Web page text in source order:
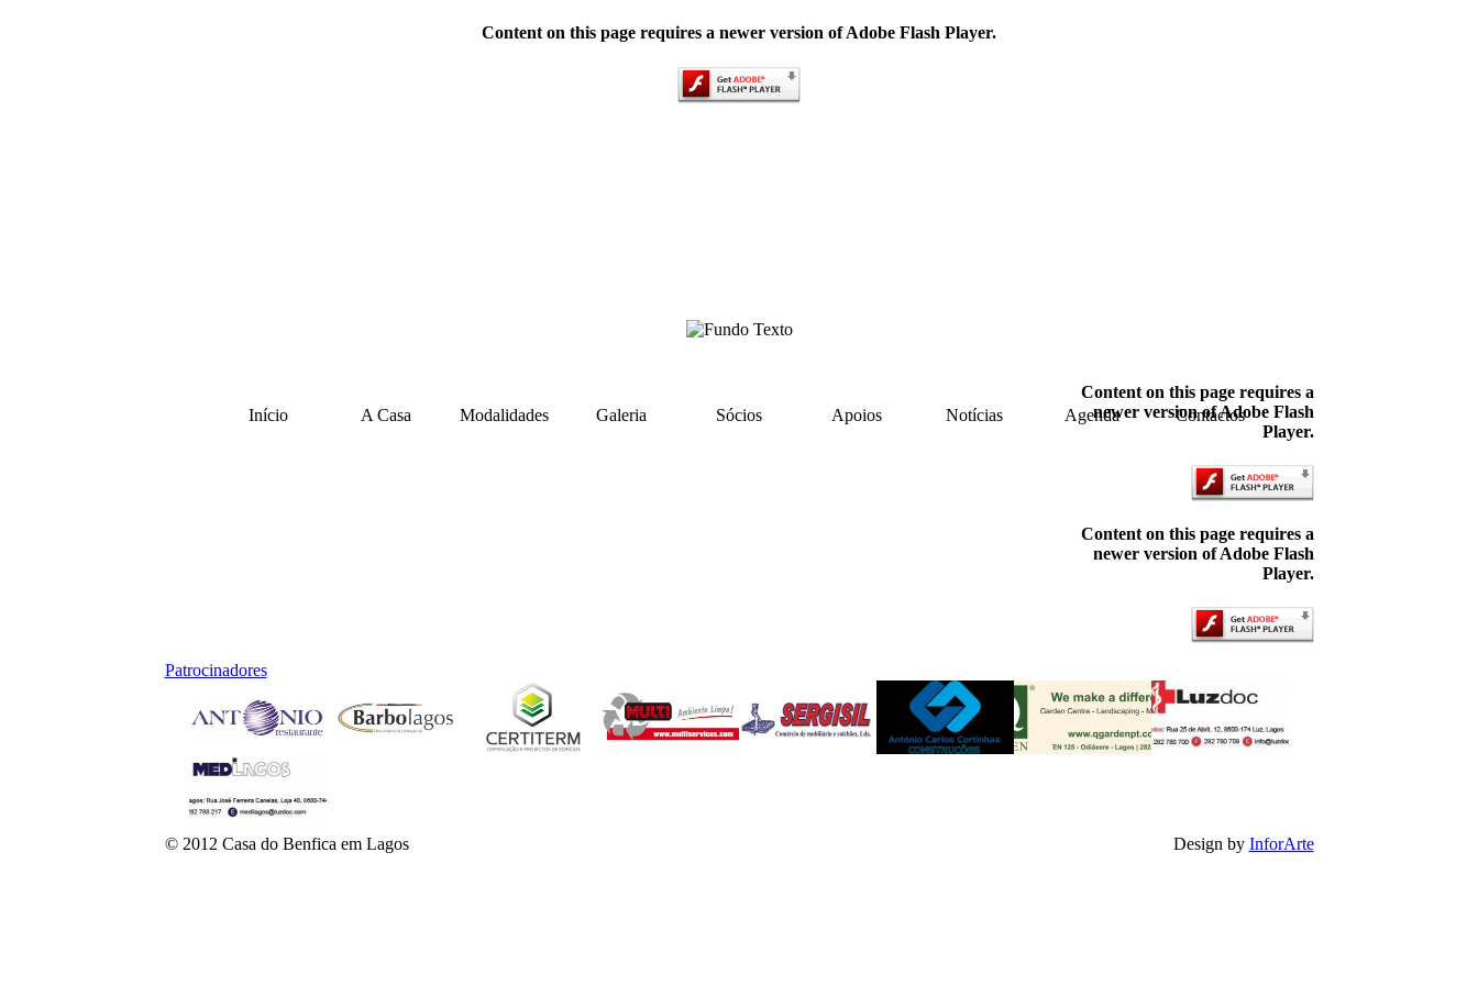
Content on this page requires a newer version of Adobe Flash Player.
Início A Casa Modalidades Galeria Sócios Apoios Notícias Agenda Contactos
Content on this page requires a
newer version of Adobe Flash
Player.
Content on this page requires a
newer version of Adobe Flash
Player.
Patrocinadores
© 2012 Casa do Benfica em Lagos Design by InforArte